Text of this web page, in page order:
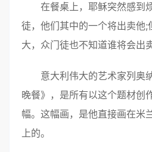
在餐桌上，耶稣突然感到
徒，他们其中的一个将出卖他
大，众门徒也不知道谁将会出
意大利伟大的艺术家列奥
晚餐》，是所有以这个题材创
幅。这幅画，是他直接画在米
上的。